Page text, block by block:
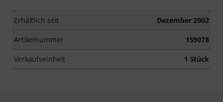
Erhältlich seit Dezember 2002
Artikelnummer 159078
Verkaufseinheit 1 Stück